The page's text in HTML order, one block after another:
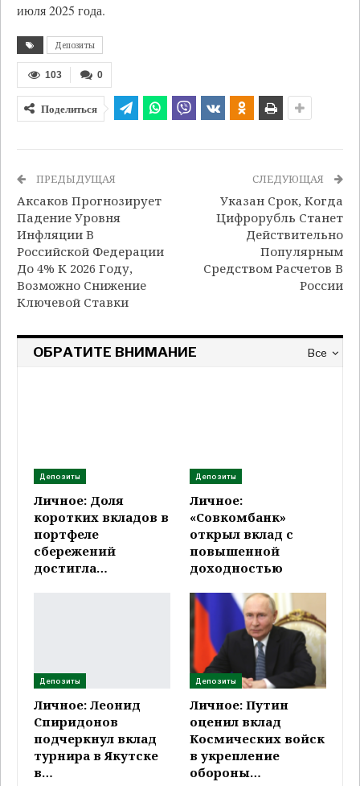
июля 2025 года.
Депозиты
0
103
Поделиться
ПРЕДЫДУЩАЯ
Аксаков Прогнозирует
Падение Уровня
Инфляции В
Российской Федерации
До 4% К 2026 Году,
Возможно Снижение
Ключевой Ставки
СЛЕДУЮЩАЯ
Указан Срок, Когда
Цифрорубль Станет
Действительно
Популярным
Средством Расчетов В
России
Все
ОБРАТИТЕ ВНИМАНИЕ
Депозиты
Личное: Доля
коротких вкладов в
портфеле
сбережений
достигла…
Депозиты
Личное:
«Совкомбанк»
открыл вклад с
повышенной
доходностью
Депозиты
Личное: Леонид
Спиридонов
подчеркнул вклад
турнира в Якутске
в…
Депозиты
Личное: Путин
оценил вклад
Космических войск
в укрепление
обороны…